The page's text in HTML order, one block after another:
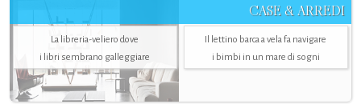
CASE & ARREDI
La libreria-veliero dove
i libri sembrano galleggiare
Il lettino barca a vela fa navigare
i bimbi in un mare di sogni